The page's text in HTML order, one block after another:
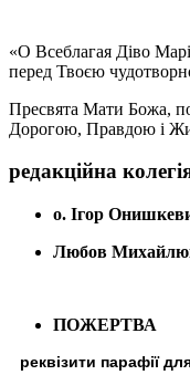
«О Всеблагая Діво
перед Твоєю
Пресвята Мати Божа,
Дорогою, Правдою і
редакційна
о. Ігор
Любов
ПОЖЕРТВА
реквізити парафії